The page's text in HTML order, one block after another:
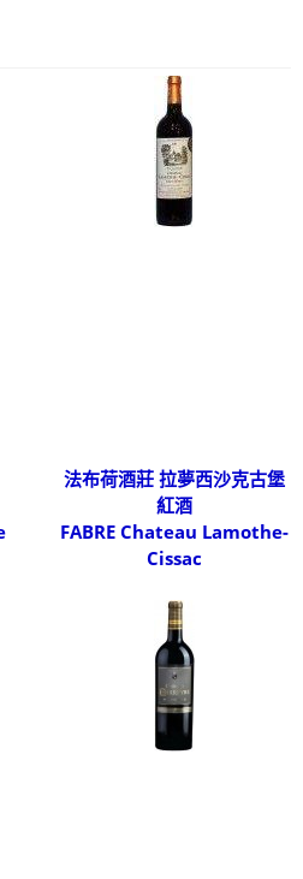
法布荷酒莊 拉夢西沙克古堡
紅酒
FABRE Chateau Lamothe-
Cissac